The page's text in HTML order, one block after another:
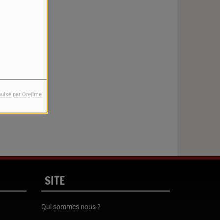
par Orejime
SITE
Qui sommes nous ?